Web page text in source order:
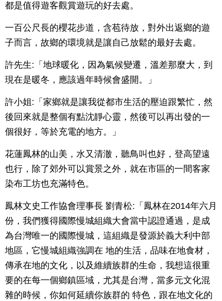
都是值得遊客觀賞遊玩的好去處。
一百公尺長的櫻花步道，含苞待放，對外出返鄉的遊
子而言，故鄉的環境就是讓自己放鬆的最好去處。
許先生:「地球暖化，因為氣候變遷，溫差那麼大，到
現在是暖冬，應該過年時候會盛開。」
許小姐:「家鄉就是讓我從都市生活的壓迫跟繁忙，然
後回來就是整個有點沈靜心靈，然後可以再出發的一
個很好，等於充電的地方。」
花蓮鳳林的山美，水又清澈，聽鳥叫也好，登高望遠
也行，除了郊外可以賞景之外，就在市區的一間客家
染布工坊也充滿特色。
鳳林文史工作協會理事長 劉青松:「鳳林在2014年六月
份，我們獲得國際慢城組織大會當中認證通過，是成
為台灣唯一的國際慢城，這組織是發源於義大利中部
地區，它慢城組織強調在 地的生活，品味在地食材，
傳承在地的文化，以及維續族群的生命，我想這很重
要的在每一個鄉鎮區域，尤其是台灣，當多元文化混
雜的時候，你如何延續你族群的 特色，跟在地文化的